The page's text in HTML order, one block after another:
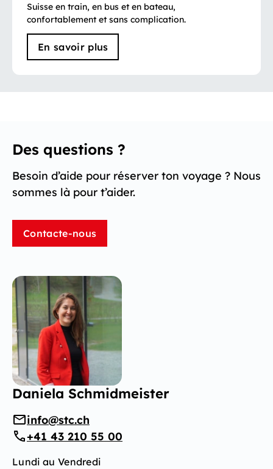
Suisse en train, en bus et en bateau,
confortablement et sans complication.
En savoir plus
Des questions ?
Besoin d’aide pour réserver ton voyage ? Nous
sommes là pour t’aider.
Contacte-nous
Daniela Schmidmeister
info@stc.ch
+41 43 210 55 00
Lundi au Vendredi